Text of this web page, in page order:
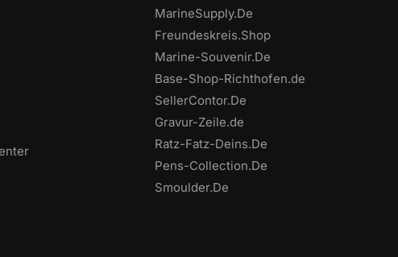
MarineSupply.De
Freundeskreis.Shop
Marine-Souvenir.De
Base-Shop-Richthofen.de
SellerContor.De
Gravur-Zeile.de
Ratz-Fatz-Deins.De
Pens-Collection.De
Smoulder.De